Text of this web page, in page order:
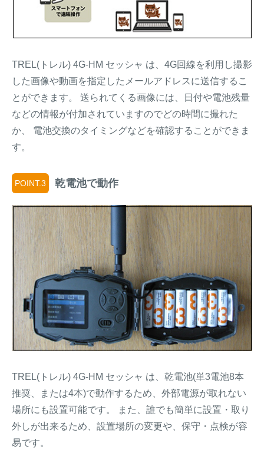
TREL(トレル) 4G-HM セッシャ は、4G回線を利用し撮影
した画像や動画を指定したメールアドレスに送信するこ
とができます。 送られてくる画像には、日付や電池残量
などの情報が付加されていますのでどの時間に撮れた
か、 電池交換のタイミングなどを確認することができま
す。
POINT.3 乾電池で動作
TREL(トレル) 4G-HM セッシャ は、乾電池(単3電池8本
推奨、または4本)で動作するため、外部電源が取れない
場所にも設置可能です。 また、誰でも簡単に設置・取り
外しが出来るため、設置場所の変更や、保守・点検が容
易です。